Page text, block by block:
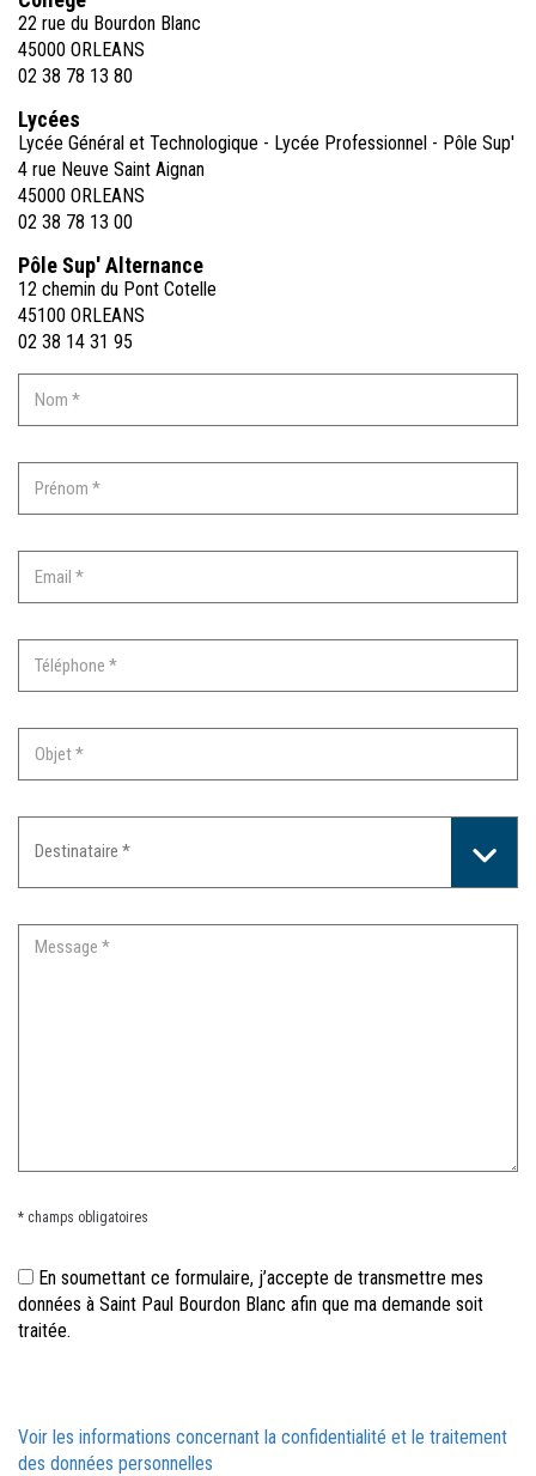
22 rue du Bourdon Blanc
45000 ORLEANS
02 38 78 13 80
Lycées
Lycée Général et Technologique - Lycée Professionnel - Pôle Sup'
4 rue Neuve Saint Aignan
45000 ORLEANS
02 38 78 13 00
Pôle Sup' Alternance
12 chemin du Pont Cotelle
45100 ORLEANS
02 38 14 31 95
* champs obligatoires
En soumettant ce formulaire, j’accepte de transmettre mes
données à Saint Paul Bourdon Blanc afin que ma demande soit
traitée.
Voir les informations concernant la confidentialité et le traitement
des données personnelles